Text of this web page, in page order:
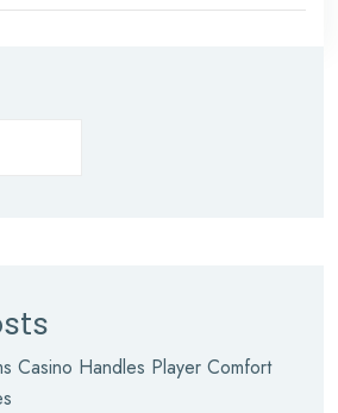
Casino Handles Player Comfort